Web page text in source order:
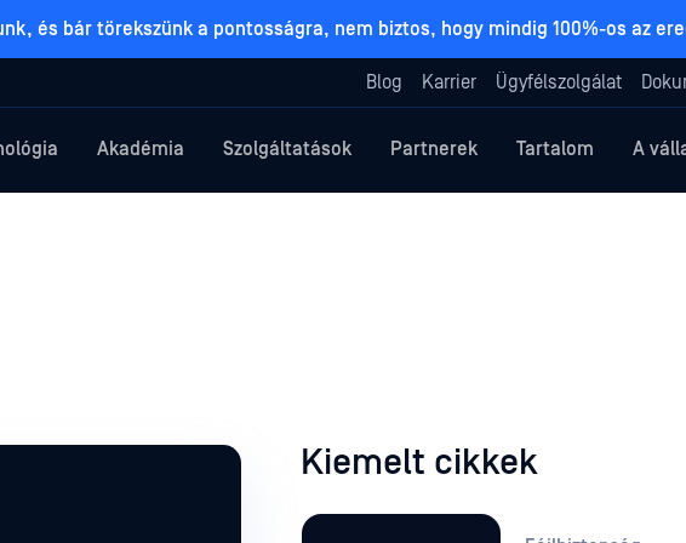
és bár törekszünk a pontosságra, nem biztos, hogy mindig 100%-os az
Blog Karrier Ügyfélszolgálat
Akadémia Szolgáltatások Partnerek Tartalom A
Kiemelt cikkek